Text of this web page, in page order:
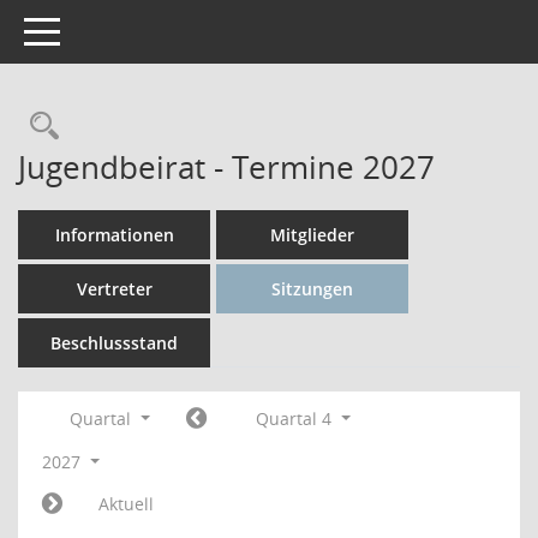
Toggle navigation
Rechercheauswahl
Jugendbeirat - Termine 2027
Informationen Mitglieder
Vertreter Sitzungen
Beschlussstand
Quartal
Quartal 4
2027
Aktuell